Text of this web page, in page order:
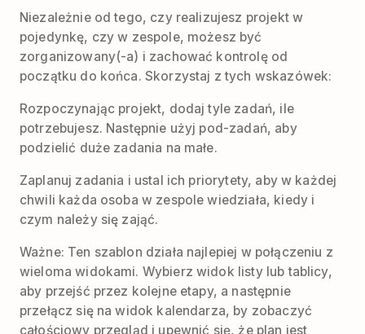
Niezależnie od tego, czy realizujesz projekt w
pojedynkę, czy w zespole, możesz być
zorganizowany(-a) i zachować kontrolę od
początku do końca. Skorzystaj z tych wskazówek:
Rozpoczynając projekt, dodaj tyle zadań, ile
potrzebujesz. Następnie użyj pod-zadań, aby
podzielić duże zadania na małe.
Zaplanuj zadania i ustal ich priorytety, aby w każdej
chwili każda osoba w zespole wiedziała, kiedy i
czym należy się zająć.
Ważne: Ten szablon działa najlepiej w połączeniu z
wieloma widokami. Wybierz widok listy lub tablicy,
aby przejść przez kolejne etapy, a następnie
przełącz się na widok kalendarza, by zobaczyć
całościowy przegląd i upewnić się, że plan jest